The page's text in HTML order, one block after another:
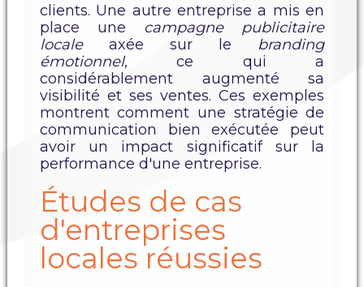
clients. Une autre entreprise a mis en
place une campagne publicitaire
localeaxée sur le branding
émotionnel, ce qui a
considérablement augmenté sa
visibilité et ses ventes. Ces exemples
montrent comment une stratégie de
communication bien exécutée peut
avoir un impact significatif sur la
performance d'une entreprise.
Études de cas
d'entreprises
locales réussies